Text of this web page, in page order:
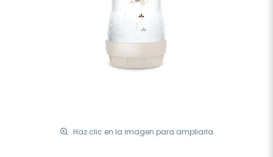
Haz clic en la imagen para ampliarla